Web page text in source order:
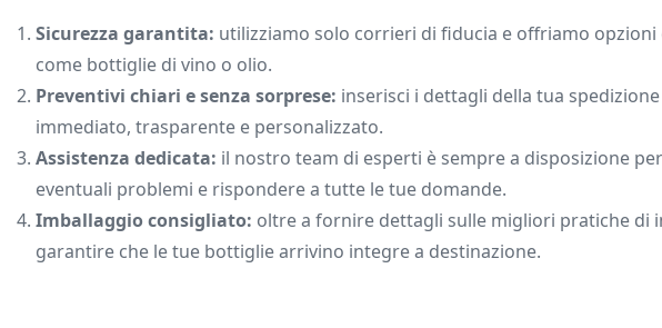
Sicurezza garantita: utilizziamo solo corrieri di fiducia e offriamo
come bottiglie di vino o olio.
Preventivi chiari e senza sorprese: inserisci i dettagli della tua
immediato, trasparente e personalizzato.
Assistenza dedicata: il nostro team di esperti è sempre a disposizione
eventuali problemi e rispondere a tutte le tue domande.
Imballaggio consigliato: oltre a fornire dettagli sulle migliori pratiche di
garantire che le tue bottiglie arrivino integre a destinazione.